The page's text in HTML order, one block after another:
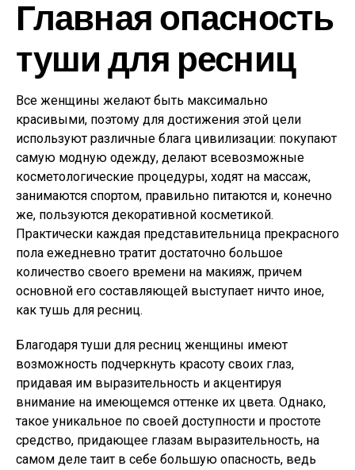
Главная опасность
туши для ресниц
Все женщины желают быть максимально
красивыми, поэтому для достижения этой цели
используют различные блага цивилизации: покупают
самую модную одежду, делают всевозможные
косметологические процедуры, ходят на массаж,
занимаются спортом, правильно питаются и, конечно
же, пользуются декоративной косметикой.
Практически каждая представительница прекрасного
пола ежедневно тратит достаточно большое
количество своего времени на макияж, причем
основной его составляющей выступает ничто иное,
как тушь для ресниц.
Благодаря туши для ресниц женщины имеют
возможность подчеркнуть красоту своих глаз,
придавая им выразительность и акцентируя
внимание на имеющемся оттенке их цвета. Однако,
такое уникальное по своей доступности и простоте
средство, придающее глазам выразительность, на
самом деле таит в себе большую опасность, ведь